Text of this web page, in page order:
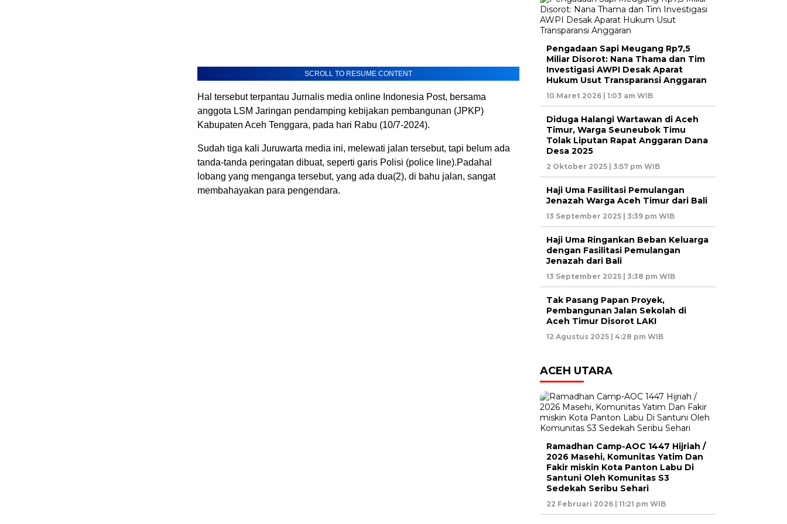
SCROLL TO RESUME CONTENT
Hal tersebut terpantau Jurnalis media online Indonesia Post, bersama
anggota LSM Jaringan pendamping kebijakan pembangunan (JPKP)
Kabupaten Aceh Tenggara, pada hari Rabu (10/7-2024).
Sudah tiga kali Juruwarta media ini, melewati jalan tersebut, tapi belum ada
tanda-tanda peringatan dibuat, seperti garis Polisi (police line).Padahal
lobang yang menganga tersebut, yang ada dua(2), di bahu jalan, sangat
membahayakan para pengendara.
Pengadaan Sapi Meugang Rp7,5
Miliar Disorot: Nana Thama dan Tim
Investigasi AWPI Desak Aparat
Hukum Usut Transparansi Anggaran
10 Maret 2026 | 1:03 am WIB
Diduga Halangi Wartawan di Aceh
Timur, Warga Seuneubok Timu
Tolak Liputan Rapat Anggaran Dana
Desa 2025
2 Oktober 2025 | 3:57 pm WIB
Haji Uma Fasilitasi Pemulangan
Jenazah Warga Aceh Timur dari Bali
13 September 2025 | 3:39 pm WIB
Haji Uma Ringankan Beban Keluarga
dengan Fasilitasi Pemulangan
Jenazah dari Bali
13 September 2025 | 3:38 pm WIB
Tak Pasang Papan Proyek,
Pembangunan Jalan Sekolah di
Aceh Timur Disorot LAKI
12 Agustus 2025 | 4:28 pm WIB
ACEH UTARA
Ramadhan Camp-AOC 1447 Hijriah /
2026 Masehi, Komunitas Yatim Dan
Fakir miskin Kota Panton Labu Di
Santuni Oleh Komunitas S3
Sedekah Seribu Sehari
22 Februari 2026 | 11:21 pm WIB